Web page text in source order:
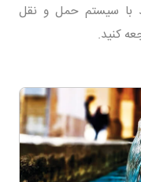
با سیستم حمل و نقل
کنید.